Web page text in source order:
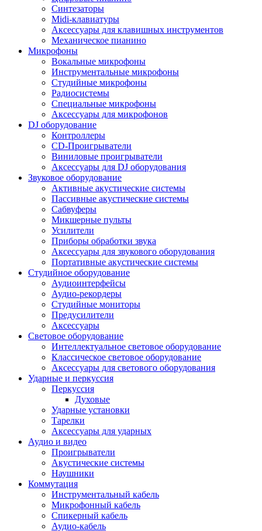
Синтезаторы
Midi-клавиатуры
Аксессуары для клавишных инструментов
Механическое пианино
Микрофоны
Вокальные микрофоны
Инструментальные микрофоны
Студийные микрофоны
Радиосистемы
Специальные микрофоны
Аксессуары для микрофонов
DJ оборудование
Контроллеры
CD-Проигрыватели
Виниловые проигрыватели
Аксессуары для DJ оборудования
Звуковое оборудование
Активные акустические системы
Пассивные акустические системы
Сабвуферы
Микшерные пульты
Усилители
Приборы обработки звука
Аксессуары для звукового оборудования
Портативные акустические системы
Студийное оборудование
Аудиоинтерфейсы
Аудио-рекордеры
Студийные мониторы
Предусилители
Аксессуары
Световое оборудование
Интеллектуальное световое оборудование
Классическое световое оборудование
Аксессуары для светового оборудования
Ударные и перкуссия
Перкуссия
Духовые
Ударные установки
Тарелки
Аксессуары для ударных
Аудио и видео
Проигрыватели
Акустические системы
Наушники
Коммутация
Инструментальный кабель
Микрофонный кабель
Спикерный кабель
Аудио-кабель